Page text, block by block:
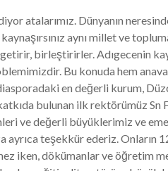
atalarımız. Dünyanın
aynı millet ve
birleştirirler. Adıgecenin
Bu konuda hem
en değerli kurum,
bulunan ilk rektörümüz Sn
ve değerli büyüklerimiz ve
ayrıca teşekkür ederiz. Onların
iken, dökümanlar ve öğretim